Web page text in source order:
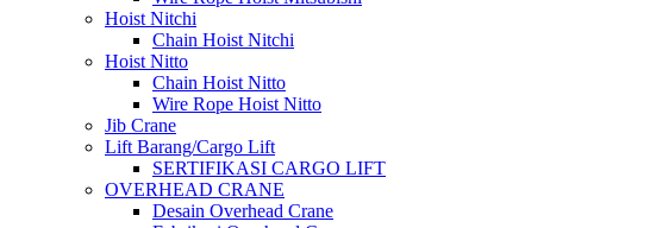
Hoist Nitchi
Chain Hoist Nitchi
Hoist Nitto
Chain Hoist Nitto
Wire Rope Hoist Nitto
Jib Crane
Lift Barang/Cargo Lift
SERTIFIKASI CARGO LIFT
OVERHEAD CRANE
Desain Overhead Crane